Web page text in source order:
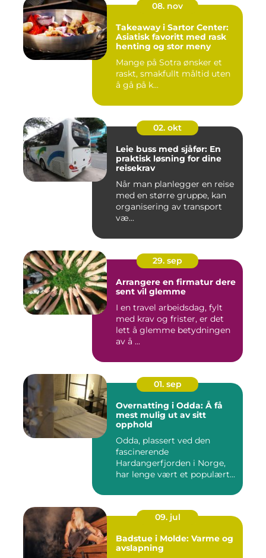
08. nov
Takeaway i Sartor Center:
Asiatisk favoritt med rask
henting og stor meny
Mange på Sotra ønsker et
raskt, smakfullt måltid uten
å gå på k...
02. okt
Leie buss med sjåfør: En
praktisk løsning for dine
reisekrav
Når man planlegger en reise
med en større gruppe, kan
organisering av transport
væ...
29. sep
Arrangere en firmatur dere
sent vil glemme
I en travel arbeidsdag, fylt
med krav og frister, er det
lett å glemme betydningen
av å ...
01. sep
Overnatting i Odda: Å få
mest mulig ut av sitt
opphold
Odda, plassert ved den
fascinerende
Hardangerfjorden i Norge,
har lenge vært et populært...
09. jul
Badstue i Molde: Varme og
avslapning